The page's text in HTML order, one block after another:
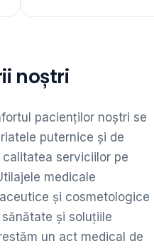
noștri
pacienților noștri se
puternice și de
serviciilor pe
medicale
și cosmetologice
și soluțiile
un act medical de